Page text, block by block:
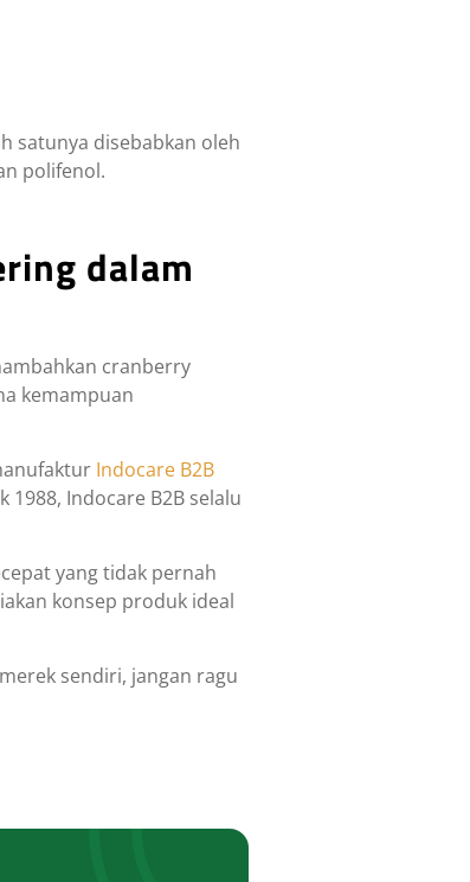
satunya disebabkan oleh
polifenol.
dalam
cranberry
kemampuan
Indocare B2B
1988, Indocare B2B selalu
yang tidak pernah
konsep produk ideal
sendiri, jangan ragu